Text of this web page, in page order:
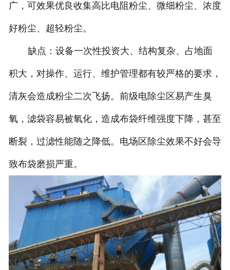
广，可效果优良收集高比电阻粉尘、微细粉尘、浓度
好粉尘、超轻粉尘。
缺点：设备一次性投资大、结构复杂、占地面
积大，对操作、运行、维护管理都有较严格的要求，
清灰会造成粉尘二次飞扬。前级电除尘区易产生臭
氧，滤袋容易被氧化，造成布袋纤维强度下降，甚至
断裂，过滤性能随之降低。电场区除尘效果不好会导
致布袋磨损严重。